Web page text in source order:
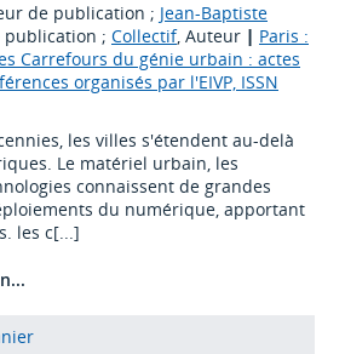
de publication ; Jean-Baptiste
publication ; Collectif, Auteur | Paris :
Carrefours du génie urbain : actes
organisés par l'EIVP, ISSN
les villes s'étendent au-delà
Le matériel urbain, les
connaissent de grandes
du numérique, apportant
les c[...]